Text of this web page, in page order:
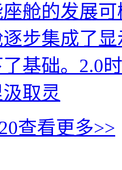
舱的发展
步集成了
基础。2.0
取灵
查看更多>>